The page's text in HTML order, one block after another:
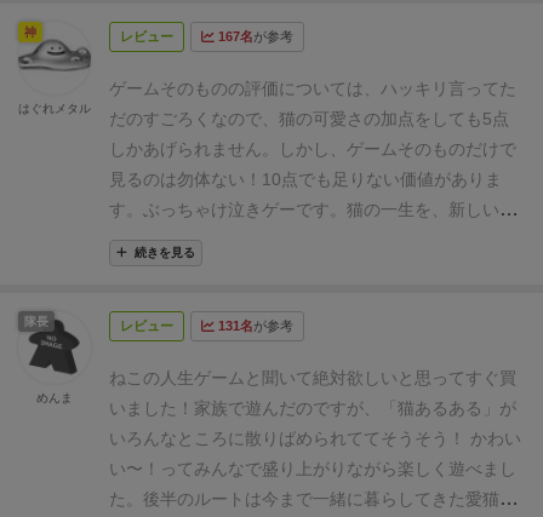
レビュー 167名が参考
ゲームそのものの評価については、ハッキリ言ってた
だのすごろくなので、猫の可愛さの加点をしても5点
しかあげられません。
しかし、ゲームそのものだけで
見るのは勿体ない！10点でも足りない価値がありま
す。ぶっちゃけ泣きゲーです。 猫の一生を、新しいお
家が不安な子猫の時代から、成猫、老猫を経て、走馬
灯を見ながら天に昇って行くまでを追体験できます。
イテムが老猫や走馬灯を見るシーンで思い出に変わっ
泣きそうになったプレーヤーが続出しました。 これ、
家で猫や犬を飼ってる人はマジでヤバいです。 ただ、
私は純粋なゲームでの評価をしているので、申し訳な
いけど5点とさせて頂きました。A.デッキゲーム形式
で、何枚かカードを引いて、その中から好きな出目を
続きを見る
神
はぐれメタル
レビュー 131名が参考
ねこの人生ゲームと聞いて絶対欲しいと思ってすぐ買
いました！ 家族で遊んだのですが、「猫あるある」が
いろんなところに散りばめられててそうそう！ かわい
い〜！ってみんなで盛り上がりながら楽しく遊べまし
た。 後半のルートは今まで一緒に暮らしてきた愛猫た
隊長
めんま